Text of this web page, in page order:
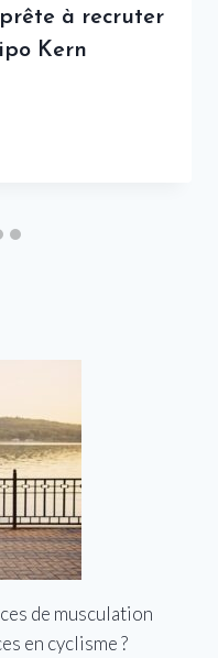
à recruter
Kern
de musculation
en cyclisme ?